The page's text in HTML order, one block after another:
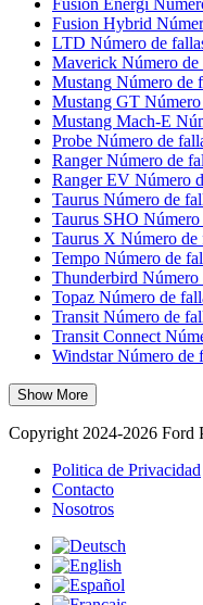
Fusion Energi
Fusion Hybrid
LTD Número de
Maverick Número de
Mustang Número de
Mustang GT
Mustang Mach-E
Probe Número de
Ranger Número de
Ranger EV Número
Taurus Número de
Taurus SHO Número
Taurus X Número de
Tempo Número de
Thunderbird Número
Topaz Número de
Transit Número de
Transit Connect
Windstar Número de
Show More
Copyright 2024-2026 Ford
Politica de Privacidad
Contacto
Nosotros